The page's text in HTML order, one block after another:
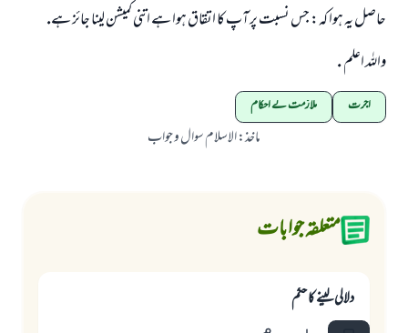
حاصل يہ ہوا كہ: جس نسبت پر آپ كا اتقاق ہوا ہے اتنى كميشن لينا جائز ہے.
واللہ اعلم .
اجرت ملازمت کے احکام
ماخذ:الاسلام سوال و جواب
متعلقہ جوابات
دلالى لينے كا حكم